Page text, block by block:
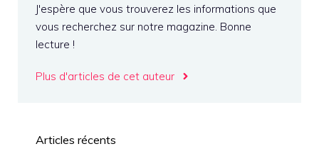
J'espère que vous trouverez les informations que
vous recherchez sur notre magazine. Bonne
lecture !
Plus d'articles de cet auteur
Articles récents